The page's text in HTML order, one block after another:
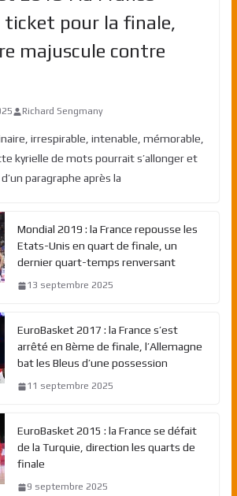
ticket pour la finale,
majuscule contre
Richard Sengmany
irrespirable, intenable, mémorable,
kyrielle de mots pourrait s’allonger et
paragraphe après la
Mondial 2019 : la France repousse les
Etats-Unis en quart de finale, un
dernier quart-temps renversant
13 septembre 2025
EuroBasket 2017 : la France s’est
arrêté en 8ème de finale, l’Allemagne
bat les Bleus d’une possession
11 septembre 2025
EuroBasket 2015 : la France se défait
de la Turquie, direction les quarts de
finale
9 septembre 2025